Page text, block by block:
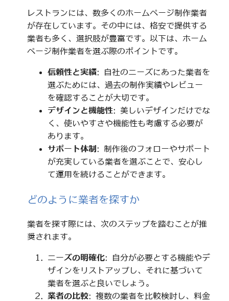
レストランには、数多くのホームページ制作業者
が存在しています。その中には、格安で提供する
業者も多く、選択肢が豊富です。以下は、ホーム
ページ制作業者を選ぶ際のポイントです。
信頼性と実績: 自社のニーズにあった業者を
選ぶためには、過去の制作実績やレビュー
を確認することが大切です。
デザインと機能性: 美しいデザインだけでな
く、使いやすさや機能性も考慮する必要が
あります。
サポート体制 : 制作後のフォローやサポート
が充実している業者を選ぶことで、安心し
て運用を続けることができます。
どのように業者を探すか
業者を探す際には、次のステップを踏むことが推
奨されます。
ニーズの明確化: 自分が必要とする機能やデ
ザインをリストアップし、それに基づいて
業者を選ぶと良いでしょう。
業者の比較: 複数の業者を比較検討し、料金